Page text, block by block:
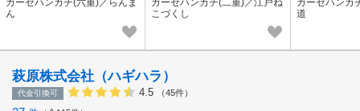
ガーゼハンカチ(六重)／らんま
ん
ガーゼハンカチ(二重)／江戸ね
こづくし
ガーゼハンカ
道
萩原株式会社（ハギハラ）
代金引換可 4.5 （45件）